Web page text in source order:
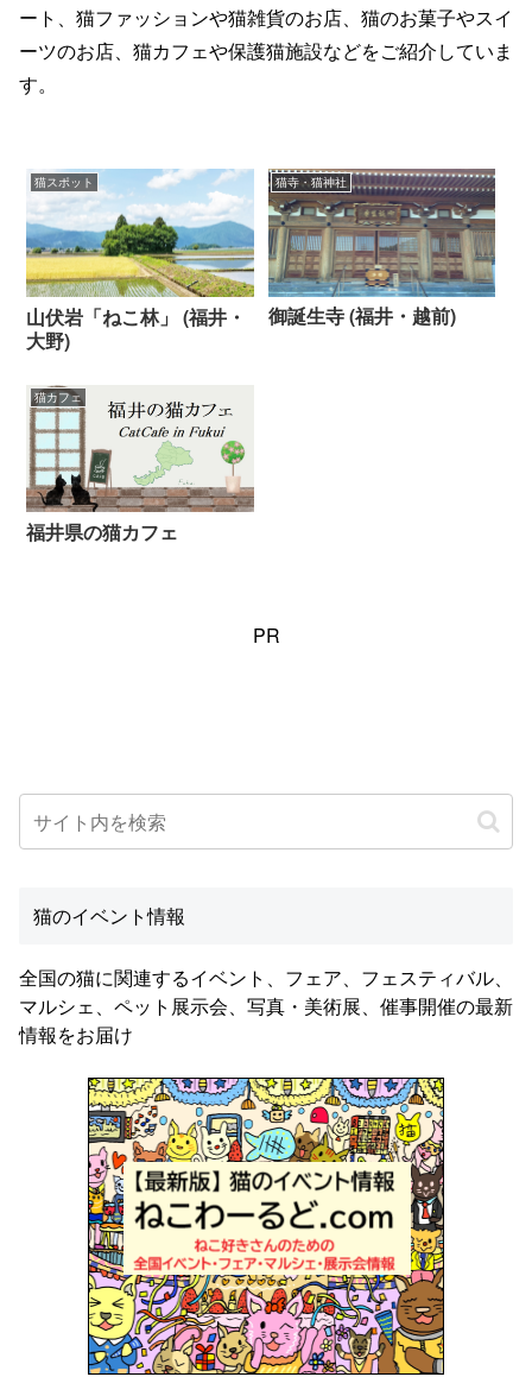
ート、猫ファッションや猫雑貨のお店、猫のお菓子やスイ
ーツのお店、猫カフェや保護猫施設などをご紹介していま
す。
猫スポット
山伏岩「ねこ林」 (福井・
大野)
猫寺・猫神社
御誕生寺 (福井・越前)
猫カフェ
福井県の猫カフェ
PR
猫のイベント情報
全国の猫に関連するイベント、フェア、フェスティバル、
マルシェ、ペット展示会、写真・美術展、催事開催の最新
情報をお届け